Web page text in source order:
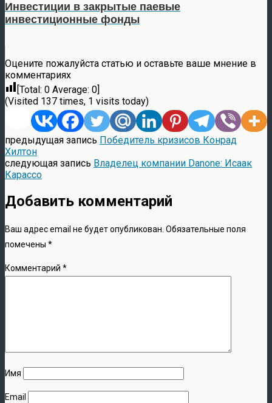
Инвестиции в закрытые паевые
инвестиционные фонды
Оцените пожалуйста статью и оставьте ваше мнение в
комментариях
[Total: 0 Average: 0
(Visited 137 times, 1 visits today)
предыдущая запись Победитель кризисов Конрад
Хилтон
следующая запись Владелец компании Danone: Исаак
Карассо
Добавить комментарий
Ваш адрес email не будет опубликован. Обязательные поля
помечены *
Комментарий *
Имя
Email